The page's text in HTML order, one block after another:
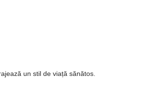
un stil de viață sănătos.